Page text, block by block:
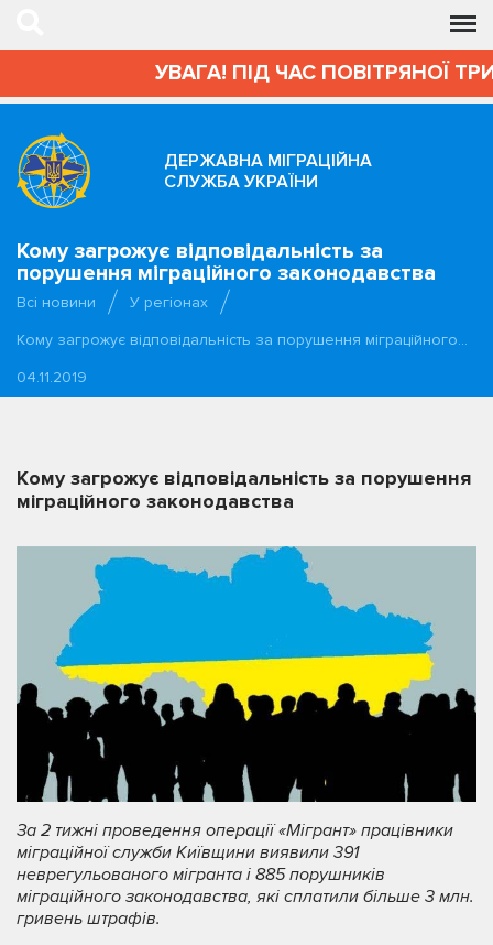
УВАГА! ПІД ЧАС ПОВІТРЯНОЇ
ДЕРЖАВНА МІГРАЦІЙНА
СЛУЖБА УКРАЇНИ
Кому загрожує відповідальність за
порушення міграційного законодавства
Всі новини
У регіонах
Кому загрожує відповідальність за порушення міграційного…
04.11.2019
Кому загрожує відповідальність за порушення
міграційного законодавства
За 2 тижні проведення операції «Мігрант» працівники
міграційної служби Київщини виявили 391
неврегульованого мігранта і 885 порушників
міграційного законодавства, які сплатили більше 3 млн.
гривень штрафів.